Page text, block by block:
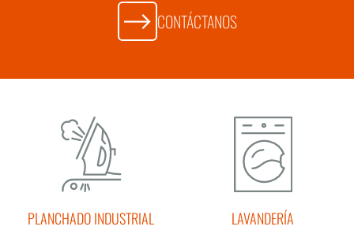
CONTÁCTANOS
PLANCHADO INDUSTRIAL LAVANDERÍA